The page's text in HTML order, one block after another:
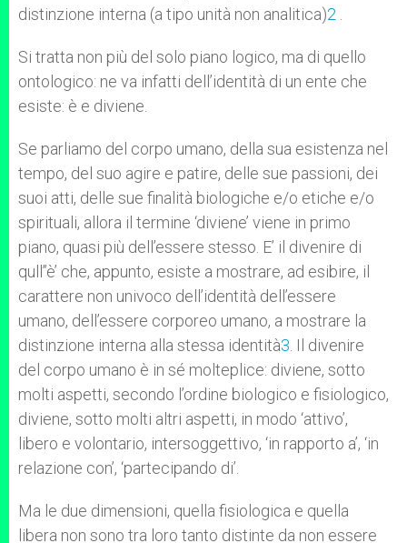
distinzione interna (a tipo unità non analitica)2
Si tratta non più del solo piano logico, ma di quello
ontologico: ne va infatti dell’identità di un ente che
esiste: è e diviene.
Se parliamo del corpo umano, della sua esistenza nel
tempo, del suo agire e patire, delle sue passioni, dei
suoi atti, delle sue finalità biologiche e/o etiche e/o
spirituali, allora il termine ‘diviene’ viene in primo
piano, quasi più dell’essere stesso. E’ il divenire di
qull’’è’ che, appunto, esiste a mostrare, ad esibire, il
carattere non univoco dell’identità dell’essere
umano, dell’essere corporeo umano, a mostrare la
distinzione interna alla stessa identità3 . Il divenire
del corpo umano è in sé molteplice: diviene, sotto
molti aspetti, secondo l’ordine biologico e fisiologico,
diviene, sotto molti altri aspetti, in modo ‘attivo’,
libero e volontario, intersoggettivo, ‘in rapporto a’, ‘in
relazione con’, ‘partecipando di’.
Ma le due dimensioni, quella fisiologica e quella
libera non sono tra loro tanto distinte da non essere